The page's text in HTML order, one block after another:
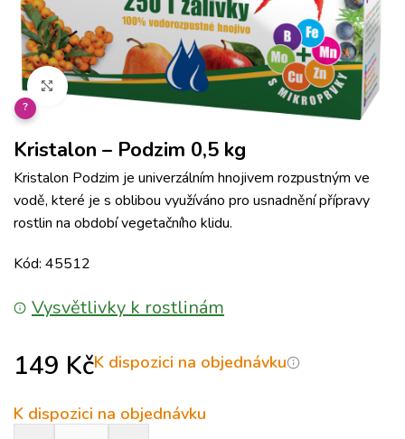
Klikněte pro zvětšení
?
Kristalon – Podzim 0,5 kg
Kristalon Podzim je univerzálním hnojivem rozpustným ve
vodě, které je s oblibou využíváno pro usnadnění přípravy
rostlin na období vegetačního klidu.
Kód: 45512
Vysvětlivky k rostlinám
149 KčK dispozici na objednávku
K dispozici na objednávku